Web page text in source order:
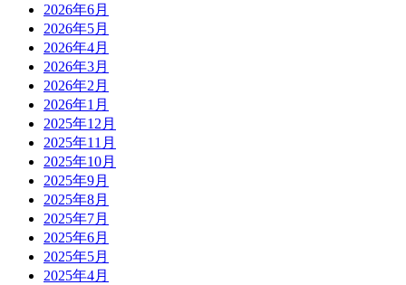
2026年6月
2026年5月
2026年4月
2026年3月
2026年2月
2026年1月
2025年12月
2025年11月
2025年10月
2025年9月
2025年8月
2025年7月
2025年6月
2025年5月
2025年4月